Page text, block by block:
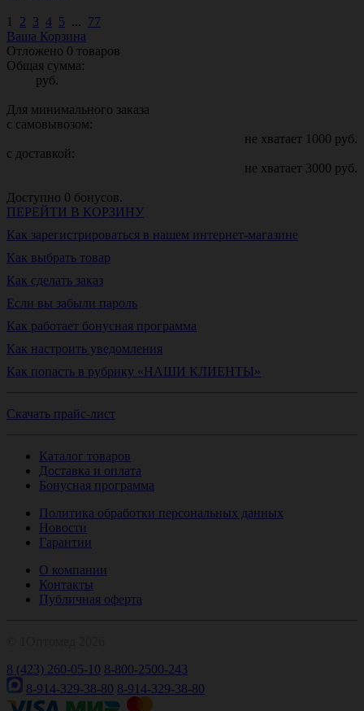
1 2 3 4 5 ... 77
Ваша Корзина
Отложено 0 товаров
Общая сумма:
руб.
Для минимального заказа
с самовывозом:
не хватает 1000 руб.
с доставкой:
не хватает 3000 руб.
Доступно 0 бонусов.
ПЕРЕЙТИ В КОРЗИНУ
Как зарегистрироваться в нашем интернет-магазине
Как выбрать товар
Как сделать заказ
Если вы забыли пароль
Как работает бонусная программа
Как настроить уведомления
Как попасть в рубрику «НАШИ КЛИЕНТЫ»
Скачать прайс-лист
Каталог товаров
Доставка и оплата
Бонусная программа
Политика обработки персональных данных
Новости
Гарантии
О компании
Контакты
Публичная оферта
8 (423) 260-05-10 8-800-2500-243
8-914-329-38-80 8-914-329-38-80